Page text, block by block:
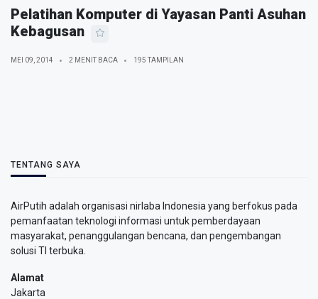
Pelatihan Komputer di Yayasan Panti Asuhan
Kebagusan
MEI 09, 2014 2 MENIT BACA 195 TAMPILAN
TENTANG SAYA
AirPutih adalah organisasi nirlaba Indonesia yang berfokus pada
pemanfaatan teknologi informasi untuk pemberdayaan
masyarakat, penanggulangan bencana, dan pengembangan
solusi TI terbuka.
Alamat
Jakarta